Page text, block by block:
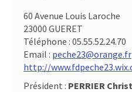
60 Avenue Louis Laroche
23000 GUERET
Téléphone : 05.55.52.24.70
Email : peche23@orange.fr
http://
Président : PERRIER